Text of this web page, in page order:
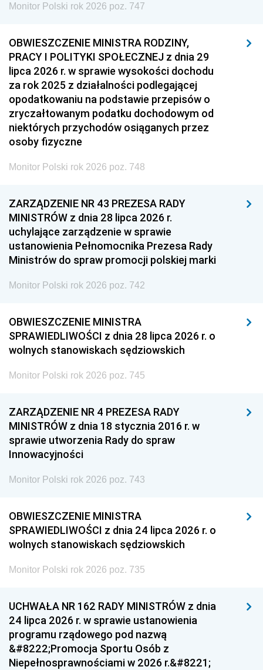
Monitor Polski rok 2026 poz. 747
OBWIESZCZENIE MINISTRA RODZINY,
PRACY I POLITYKI SPOŁECZNEJ z dnia 29
lipca 2026 r. w sprawie wysokości dochodu
za rok 2025 z działalności podlegającej
opodatkowaniu na podstawie przepisów o
zryczałtowanym podatku dochodowym od
niektórych przychodów osiąganych przez
osoby fizyczne
Monitor Polski rok 2026 poz. 748
ZARZĄDZENIE NR 43 PREZESA RADY
MINISTRÓW z dnia 28 lipca 2026 r.
uchylające zarządzenie w sprawie
ustanowienia Pełnomocnika Prezesa Rady
Ministrów do spraw promocji polskiej marki
Monitor Polski rok 2026 poz. 742
OBWIESZCZENIE MINISTRA
SPRAWIEDLIWOŚCI z dnia 28 lipca 2026 r. o
wolnych stanowiskach sędziowskich
Monitor Polski rok 2026 poz. 745
ZARZĄDZENIE NR 4 PREZESA RADY
MINISTRÓW z dnia 18 stycznia 2016 r. w
sprawie utworzenia Rady do spraw
Innowacyjności
Monitor Polski rok 2026 poz. 743
OBWIESZCZENIE MINISTRA
SPRAWIEDLIWOŚCI z dnia 24 lipca 2026 r. o
wolnych stanowiskach sędziowskich
Monitor Polski rok 2026 poz. 735
UCHWAŁA NR 162 RADY MINISTRÓW z dnia
24 lipca 2026 r. w sprawie ustanowienia
programu rządowego pod nazwą
&#8222;Promocja Sportu Osób z
Niepełnosprawnościami w 2026 r.&#8221;